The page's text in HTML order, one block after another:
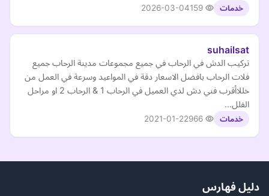
خدمات 2026-03-04
suhailsat
تركيب الدش في الرحاب في جميع مجموعات مدينة الرحاب جميع
فلات الرحاب بافضل الاسعار دقة في المواعيد وسرعة في العمل من
خللاأقرب فني دش لدي العميل في الرحاب 1 & الرحاب 2 او مراحل
الفلل…
خدمات 2021-01-22
دليل فهارس